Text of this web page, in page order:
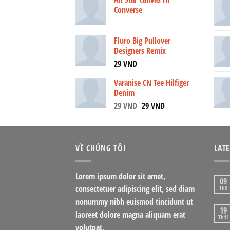
Converse
Fluro Big Pullover
Designers Remix
29VND
Varanise CN Tee Hilfiger
Denim
29VND 29VND
VỀ CHÚNG TÔI
Lorem ipsum dolor sit amet,
consectetuer adipiscing elit, sed diam
nonummy nibh euismod tincidunt ut
laoreet dolore magna aliquam erat
volutpat.
09
Th5
19
Th11